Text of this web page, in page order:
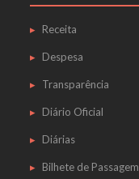
Receita
Despesa
Transparência
Diário Oficial
Diárias
Bilhete de Passagem